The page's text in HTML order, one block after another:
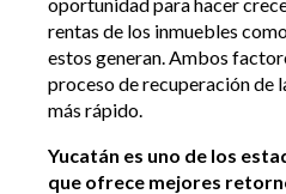
rentas de los inmuebles
estos generan. Ambos
proceso de recuperación de
más rápido.
Yucatán es uno de los
que ofrece mejores